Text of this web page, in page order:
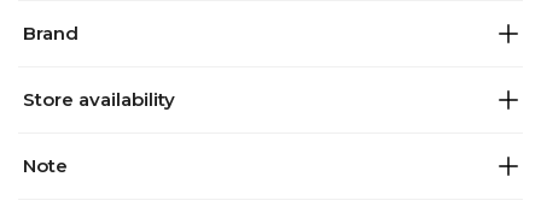
Brand
Store availability
Note